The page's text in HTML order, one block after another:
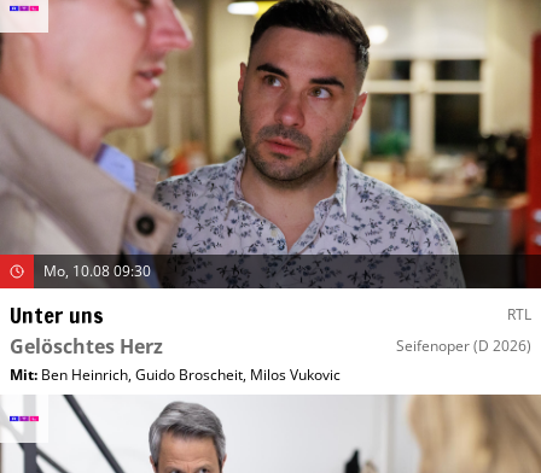
Mo, 10.08 09:30
Unter uns RTL
Gelöschtes Herz Seifenoper(D 2026)
Mit: Ben Heinrich,Guido Broscheit, Milos Vukovic